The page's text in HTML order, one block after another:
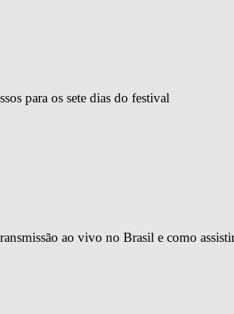
para os sete dias do festival
ao vivo no Brasil e como